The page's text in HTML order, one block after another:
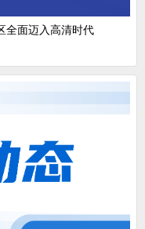
全面迈入高清时代